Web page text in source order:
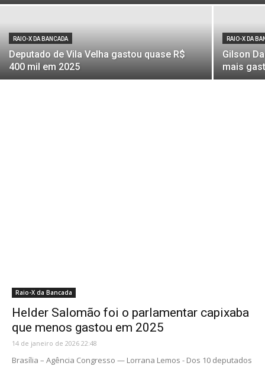
RAIO-X DA BANCADA
Deputado de Vila Velha gastou quase R$
400 mil em 2025
RAIO-X DA
Gilson
mais
Raio-X da Bancada
Helder Salomão foi o parlamentar capixaba
que menos gastou em 2025
14 de janeiro de 2026 22:48
Brasília – Agência Congresso — Lorrana Lemos - Dos 10 deputados